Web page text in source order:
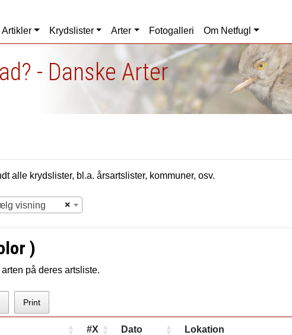
Artikler Krydslister Arter Fotogalleri Om Netfugl
- Danske Arter
alle krydslister, bl.a. årsartslister, kommuner, osv.
×
visning
)
på deres artsliste.
Print
#X Dato Lokation